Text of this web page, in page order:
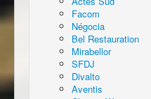
Facom
Négocia
Bel Restauration
Mirabellor
SFDJ
Divalto
Aventis